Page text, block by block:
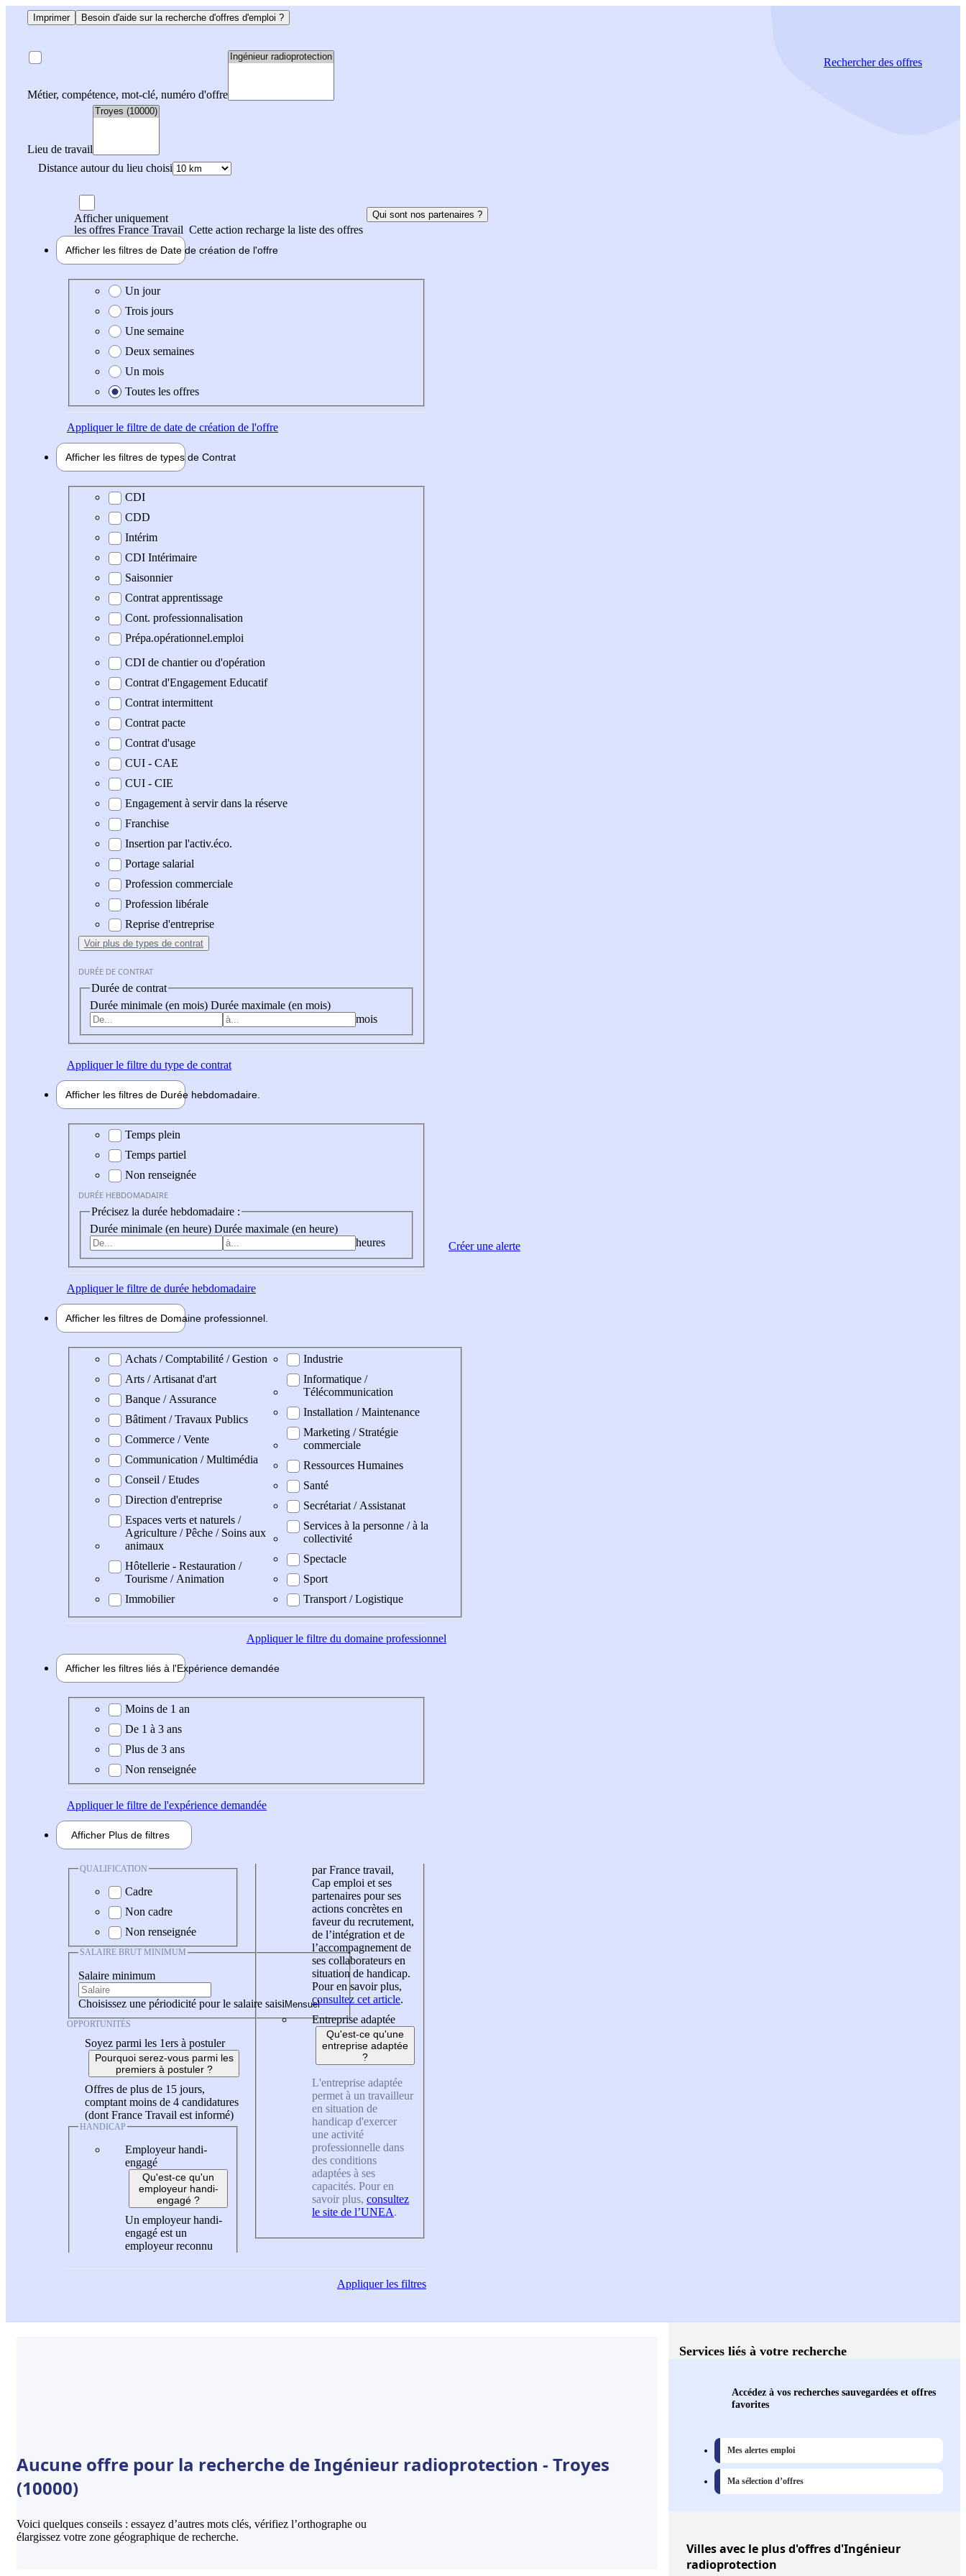
Imprimer Besoin d'aide sur la recherche d'offres d'emploi ?
Métier, compétence, mot-clé, numéro d'offre
Lieu de travail
Distance autour du lieu choisi
Rechercherdes offres
Afficher uniquement
les offres France Travail Cette action recharge la liste des offres
Qui sont nos partenaires ?
Afficher les filtres de Date de création de l'offre
Date de création de l'offre
Un jour
Trois jours
Une semaine
Deux semaines
Un mois
Toutes les offres
Appliquerle filtre de date de création de l'offre
Afficher les filtres de types de Contrat
Type de contrat
CDI
CDD
Intérim
CDI Intérimaire
Saisonnier
Contrat apprentissage
Cont. professionnalisation
Prépa.opérationnel.emploi
CDI de chantier ou d'opération
Contrat d'Engagement Educatif
Contrat intermittent
Contrat pacte
Contrat d'usage
CUI - CAE
CUI - CIE
Engagement à servir dans la réserve
Franchise
Insertion par l'activ.éco.
Portage salarial
Profession commerciale
Profession libérale
Reprise d'entreprise
Voir plus de types de contrat
DURÉE DE CONTRAT
Durée de contrat
Durée minimale (en mois) Durée maximale (en mois)
mois
Appliquerle filtre du type de contrat
Afficher les filtres de Durée hebdomadaire
Durée hebdomadaire
Temps plein
Temps partiel
Non renseignée
DURÉE HEBDOMADAIRE
Précisez la durée hebdomadaire :
Durée minimale (en heure) Durée maximale (en heure)
heures
Appliquerle filtre de durée hebdomadaire
Afficher les filtres de Domaine professionnel
Domaine professionel
Achats / Comptabilité / Gestion
Arts / Artisanat d'art
Banque / Assurance
Bâtiment / Travaux Publics
Commerce / Vente
Communication / Multimédia
Conseil / Etudes
Direction d'entreprise
Espaces verts et naturels /
Agriculture / Pêche / Soins aux
animaux
Hôtellerie - Restauration /
Tourisme / Animation
Immobilier
Industrie
Informatique /
Télécommunication
Installation / Maintenance
Marketing / Stratégie
commerciale
Ressources Humaines
Santé
Secrétariat / Assistanat
Services à la personne / à la
collectivité
Spectacle
Sport
Transport / Logistique
Appliquerle filtre du domaine professionnel
Afficher les filtres liés à l'Expérience demandée
Expérience demandée
Moins de 1 an
De 1 à 3 ans
Plus de 3 ans
Non renseignée
Appliquerle filtre de l'expérience demandée
Afficher Plus de filtres
QUALIFICATION
Cadre
Non cadre
Non renseignée
SALAIRE BRUT MINIMUM
Salaire minimum
Choisissez une périodicité pour le salaire saisi
OPPORTUNITÉS
Soyez parmi les 1ers à postuler
Pourquoi serez-vous parmi les
premiers à postuler ?
Offres de plus de 15 jours,
comptant moins de 4 candidatures
(dont France Travail est informé)
HANDICAP
Employeur handi-
engagé
Qu'est-ce qu'un
employeur handi-
engagé ?
Un employeur handi-
engagé est un
employeur reconnu
par France travail,
Cap emploi et ses
partenaires pour ses
actions concrètes en
faveur du recrutement,
de l’intégration et de
l’accompagnement de
ses collaborateurs en
situation de handicap.
Pour en savoir plus,
consultez cet article.
Entreprise adaptée
Qu'est-ce qu'une
entreprise adaptée
?
L'entreprise adaptée
permet à un travailleur
en situation de
handicap d'exercer
une activité
professionnelle dans
des conditions
adaptées à ses
capacités. Pour en
savoir plus, consultez
le site de l’UNEA.
Appliquerles filtres
Créer une alerte
Aucune offre pour la recherche de Ingénieur radioprotection - Troyes
(10000)
Voici quelques conseils : essayez d’autres mots clés, vérifiez l’orthographe ou
élargissez votre zone géographique de recherche.
Services liés à votre recherche
Accédez à vos recherches sauvegardées et offres
favorites
Mes alertes emploi
Ma sélection d’offres
Villesavec le plus d'offres d'Ingénieur
radioprotection